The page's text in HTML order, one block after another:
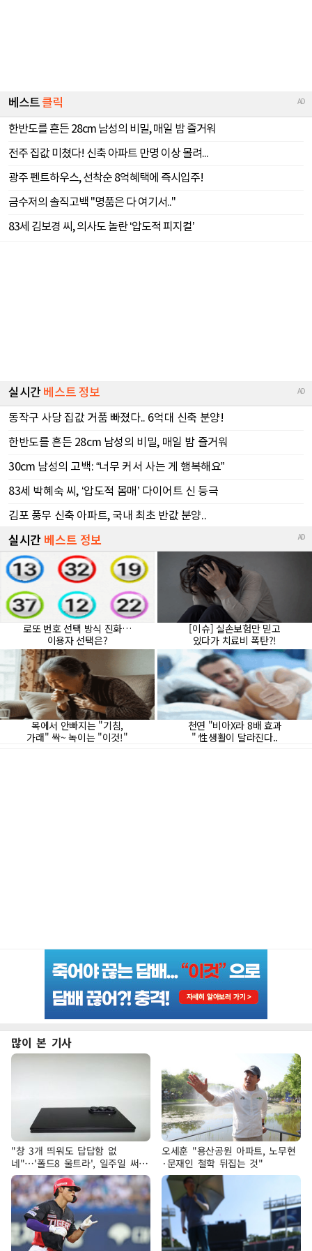
많이 본 기사
"창 3개 띄워도 답답함 없
네"…'폴드8 울트라', 일주일 써보
니
오세훈 "용산공원 아파트, 노무현
·문재인 철학 뒤집는 것"